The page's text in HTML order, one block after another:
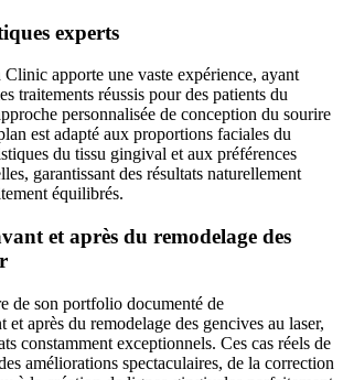
experts
apporte une vaste expérience, ayant
traitements réussis pour des patients du
personnalisée de conception du sourire
est adapté aux proportions faciales du
du tissu gingival et aux préférences
garantissant des résultats naturellement
équilibrés.
et après du remodelage des
de son portfolio documenté de
et après du remodelage des gencives au laser,
constamment exceptionnels. Ces cas réels de
améliorations spectaculaires, de la correction